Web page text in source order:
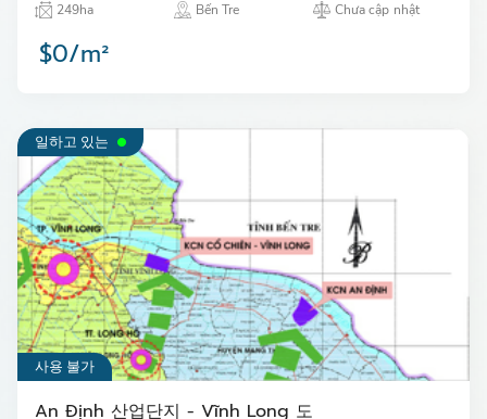
249ha Bến Tre Chưa cập nhật
$0/m²
일하고 있는
사용 불가
An Định 산업단지 - Vĩnh Long 도